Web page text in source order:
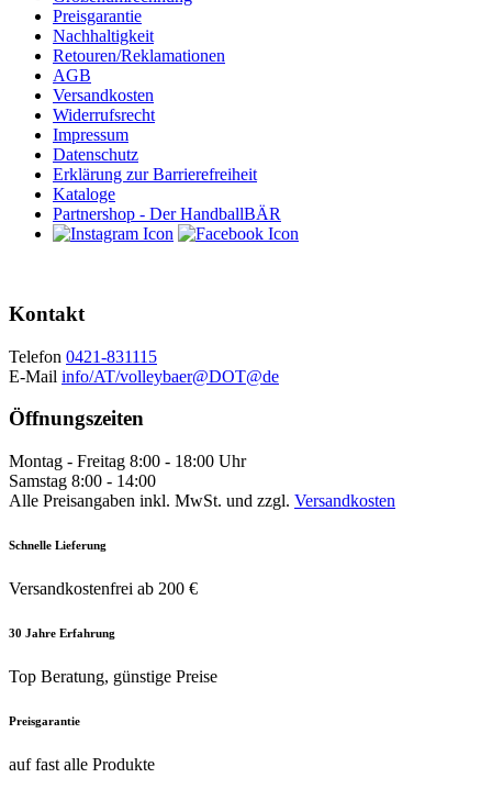
Preisgarantie
Nachhaltigkeit
Retouren/Reklamationen
AGB
Versandkosten
Widerrufsrecht
Impressum
Datenschutz
Erklärung zur Barrierefreiheit
Kataloge
Partnershop - Der HandballBÄR
Kontakt
Telefon 0421-831115
E-Mail info/AT/volleybaer@DOT@de
Öffnungszeiten
Montag - Freitag 8:00 - 18:00 Uhr
Samstag 8:00 - 14:00
Alle Preisangaben inkl. MwSt. und zzgl. Versandkosten
Schnelle Lieferung
Versandkostenfrei ab 200 €
30 Jahre Erfahrung
Top Beratung, günstige Preise
Preisgarantie
auf fast alle Produkte